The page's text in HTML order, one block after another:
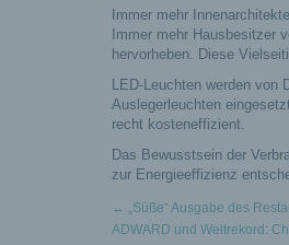
Immer mehr
Immer mehr Hausbesitzer
hervorheben. Diese
LED-Leuchten werden von
Auslegerleuchten
recht kosteneffizient.
Das Bewusstsein der
zur Energieeffizienz
← „Süße“ Ausgabe des
ADWARD und Weltrekord: